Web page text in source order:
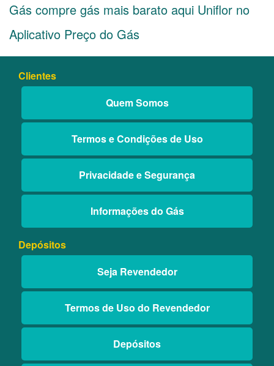
Gás compre gás mais barato aqui Uniflor no
Aplicativo Preço do Gás
Clientes
Quem Somos
Termos e Condições de Uso
Privacidade e Segurança
Informações do Gás
Depósitos
Seja Revendedor
Termos de Uso do Revendedor
Depósitos